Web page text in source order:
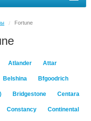
/ Fortune
Atlander Attar
Belshina Bfgoodrich
Bridgestone Centara
Constancy Continental